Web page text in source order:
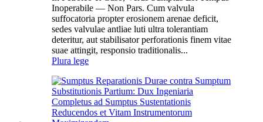
Inoperabile — Non Pars. Cum valvula
suffocatoria propter erosionem arenae deficit,
sedes valvulae antliae luti ultra tolerantiam
deteritur, aut stabilisator perforationis finem vitae
suae attingit, responsio traditionalis...
Plura lege